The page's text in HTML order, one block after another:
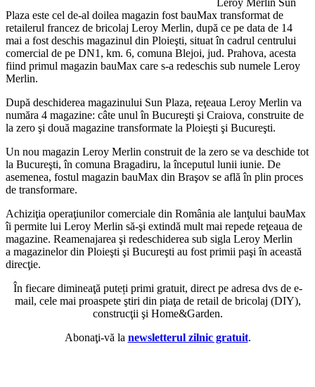
Plaza este cel de-al doilea magazin fost bauMax transformat de
retailerul francez de bricolaj Leroy Merlin, după ce pe data de 14
mai a fost deschis magazinul din Ploieşti, situat în cadrul centrului
comercial de pe DN1, km. 6, comuna Blejoi, jud. Prahova, acesta
fiind primul magazin bauMax care s-a redeschis sub numele Leroy
Merlin.
După deschiderea magazinului Sun Plaza, reţeaua Leroy Merlin va
număra 4 magazine: câte unul în Bucureşti şi Craiova, construite de
la zero şi două magazine transformate la Ploieşti şi Bucureşti.
Un nou magazin Leroy Merlin construit de la zero se va deschide tot
la Bucureşti, în comuna Bragadiru, la începutul lunii iunie. De
asemenea, fostul magazin bauMax din Braşov se află în plin proces
de transformare.
Achiziţia operaţiunilor comerciale din România ale lanţului bauMax
îi permite lui Leroy Merlin să-şi extindă mult mai repede reţeaua de
magazine. Reamenajarea şi redeschiderea sub sigla Leroy Merlin
a magazinelor din Ploieşti şi Bucureşti au fost primii paşi în această
direcţie.
În fiecare dimineaţă puteți primi gratuit, direct pe adresa dvs de e-
mail, cele mai proaspete ştiri din piaţa de retail de bricolaj (DIY),
construcţii şi Home&Garden.
Abonaţi-vă la newsletterul zilnic gratuit.